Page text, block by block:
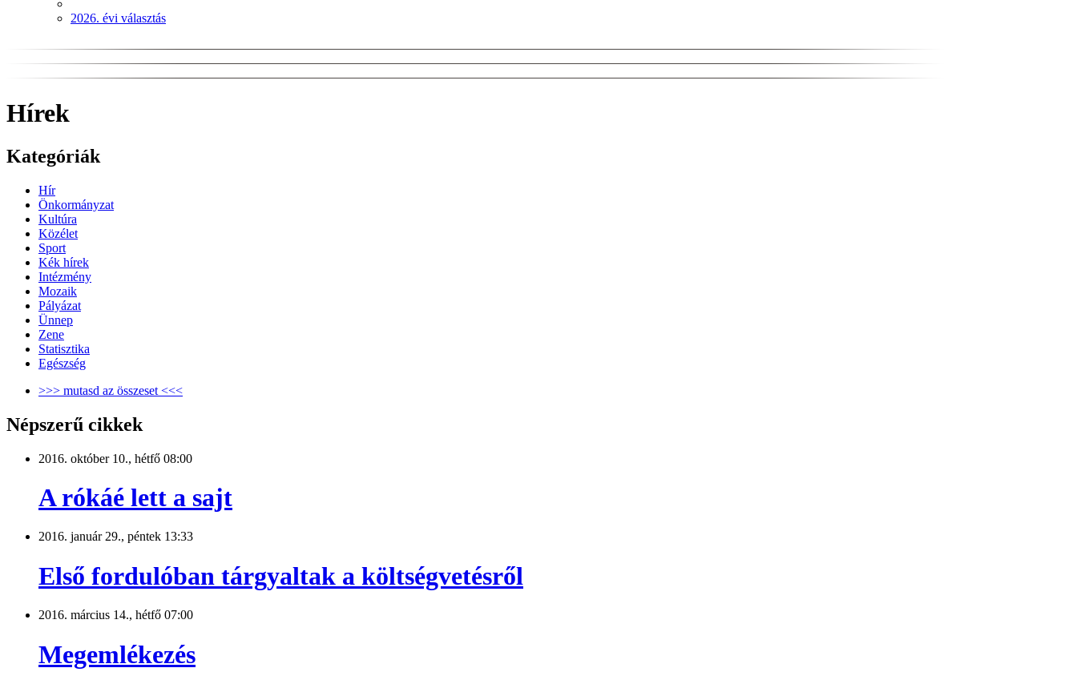
2026. évi választás
Hírek
Kategóriák
Hír
Önkormányzat
Kultúra
Közélet
Sport
Kék hírek
Intézmény
Mozaik
Pályázat
Ünnep
Zene
Statisztika
Egészség
>>> mutasd az összeset <<<
Népszerű cikkek
2016. október 10., hétfő 08:00
A rókáé lett a sajt
2016. január 29., péntek 13:33
Első fordulóban tárgyaltak a költségvetésről
2016. március 14., hétfő 07:00
Megemlékezés